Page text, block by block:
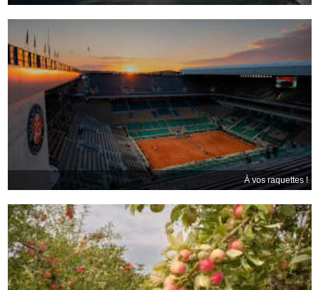
À vos raquettes !